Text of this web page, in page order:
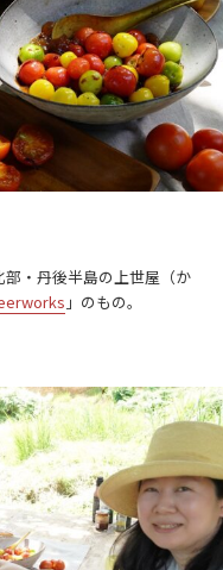
・丹後半島の上世屋（か
」のもの。